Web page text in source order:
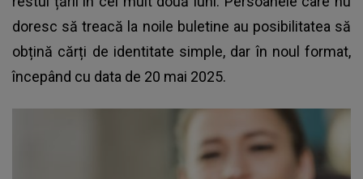
doresc să treacă la noile buletine au posibilitatea să
obțină cărți de identitate simple, dar în noul format,
începând cu data de 20 mai 2025.